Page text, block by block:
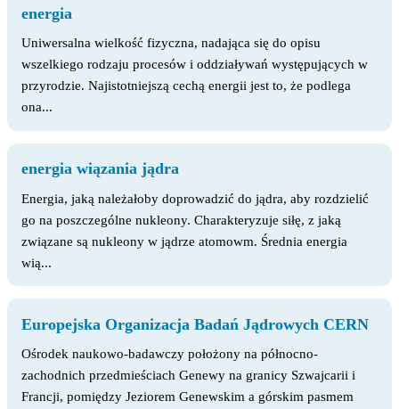
energia
Uniwersalna wielkość fizyczna, nadająca się do opisu
wszelkiego rodzaju procesów i oddziaływań występujących w
przyrodzie. Najistotniejszą cechą energii jest to, że podlega
ona...
energia wiązania jądra
Energia, jaką należałoby doprowadzić do jądra, aby rozdzielić
go na poszczególne nukleony. Charakteryzuje siłę, z jaką
związane są nukleony w jądrze atomowm. Średnia energia
wią...
Europejska Organizacja Badań Jądrowych CERN
Ośrodek naukowo-badawczy położony na północno-
zachodnich przedmieściach Genewy na granicy Szwajcarii i
Francji, pomiędzy Jeziorem Genewskim a górskim pasmem